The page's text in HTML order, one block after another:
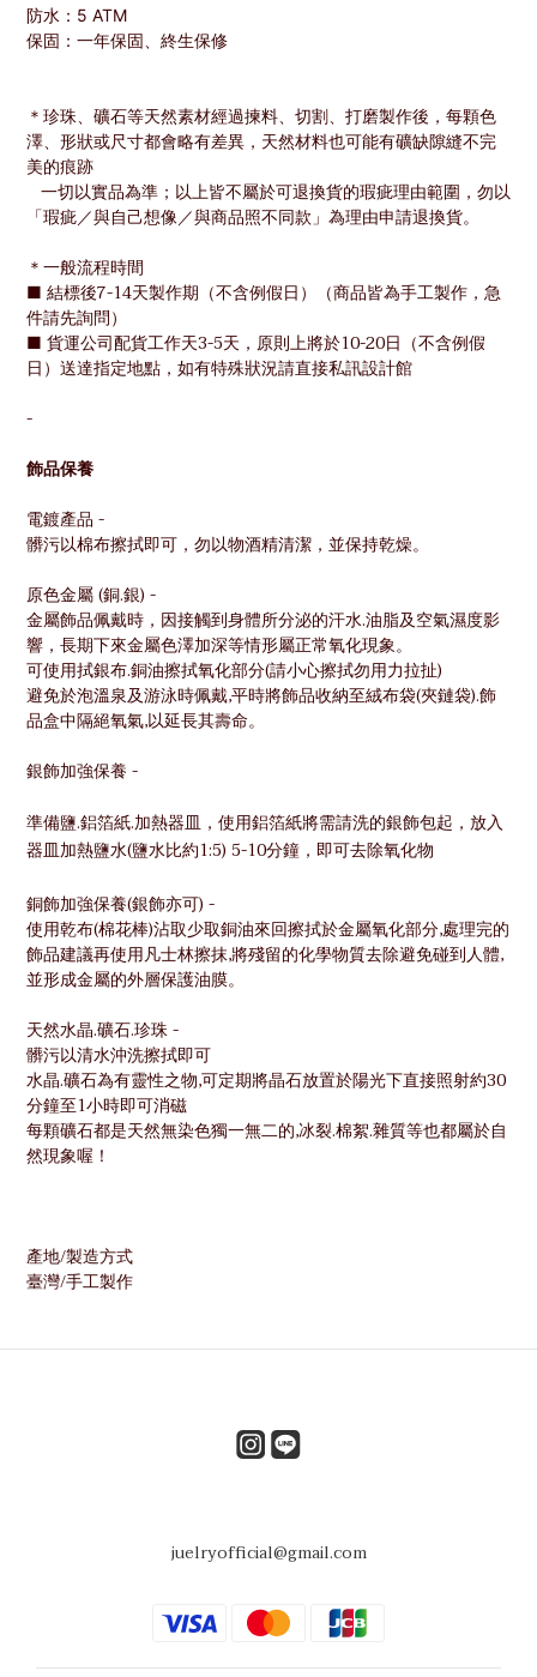
防水：5 ATM
保固：一年保固、終生保修
＊珍珠、礦石等天然素材經過揀料、切割、打磨製作後，每顆色
澤、形狀或尺寸都會略有差異，天然材料也可能有礦缺隙縫不完
美的痕跡
一切以實品為準； 以上皆不屬於可退換貨的瑕疵理由範圍，勿以
「瑕疵／與自己想像／與商品照不同款」為理由申請退換貨。
＊一般流程時間
■ 結標後7-14天製作期（不含例假日）（商品皆為手工製作，急
件請先詢問）
■ 貨運公司配貨工作天3-5天，原則上將於10-20日（不含例假
日）送達指定地點，如有特殊狀況請直接私訊設計館
-
飾品保養
電鍍產品 -
髒污以棉布擦拭即可，勿以物酒精清潔，並保持乾燥。
原色金屬 (銅.銀) -
金屬飾品佩戴時，因接觸到身體所分泌的汗水.油脂及空氣濕度影
響，長期下來金屬色澤加深等情形屬正常氧化現象。
可使用拭銀布.銅油擦拭氧化部分(請小心擦拭勿用力拉扯)
避免於泡溫泉及游泳時佩戴,平時將飾品收納至絨布袋(夾鏈袋).飾
品盒中隔絕氧氣,以延長其壽命。
銀飾加強保養 -
準備鹽.鋁箔紙.加熱器皿，使用鋁箔紙將需請洗的銀飾包起，放入
器皿加熱鹽水(鹽水比約1:5) 5-10分鐘，即可去除氧化物
銅飾加強保養(銀飾亦可) -
使用乾布(棉花棒)沾取少取銅油來回擦拭於金屬氧化部分,處理完的
飾品建議再使用凡士林擦抹,將殘留的化學物質去除避免碰到人體,
並形成金屬的外層保護油膜。
天然水晶.礦石.珍珠 -
髒污以清水沖洗擦拭即可
水晶.礦石為有靈性之物,可定期將晶石放置於陽光下直接照射約30
分鐘至1小時即可消磁
每顆礦石都是天然無染色獨一無二的,冰裂.棉絮.雜質等也都屬於自
然現象喔！
產地/製造方式
臺灣/手工製作
juelryofficial@gmail.com